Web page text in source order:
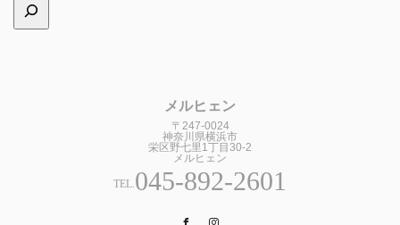
メルヒェン
〒247-0024
神奈川県横浜市
栄区野七里1丁目30-2
メルヒェン
TEL.045-892-2601
Facebook